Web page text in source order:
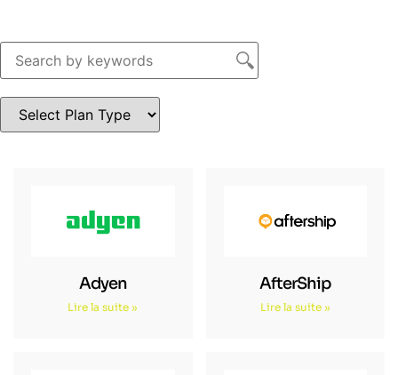
Adyen
Lire la suite »
AfterShip
Lire la suite »